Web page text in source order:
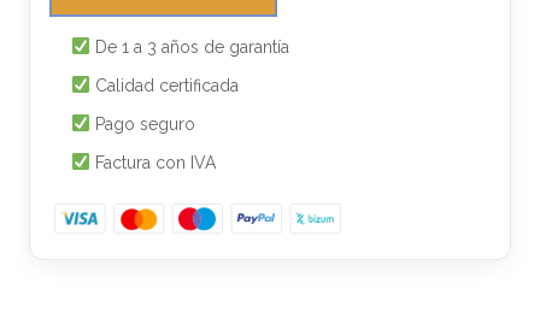
De 1 a 3 años de garantía
Calidad certificada
Pago seguro
Factura con IVA